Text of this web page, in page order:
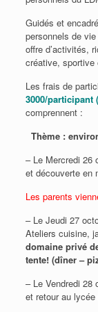
Guidés et
personnels de
offre d’activités,
créative,
Les frais de
3000/participant
comprennent :
Thème :
– Le Mercredi 26
et découverte en
Les parents
– Le Jeudi 27
Ateliers cuisine,
domaine privé
tente! (dîner –
– Le Vendredi 28
et retour au